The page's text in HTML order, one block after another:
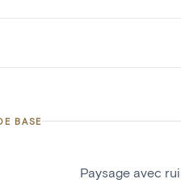
BASE
Paysage avec